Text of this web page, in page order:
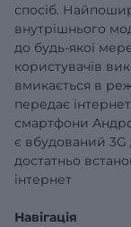
спосіб.
внутрішнього
до будь-якої
користувачів
вмикається в
передає
смартфони
є вбудований 3G
достатньо
інтернет
Навігація